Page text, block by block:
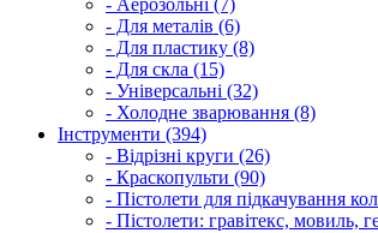
- Для металів (6)
- Для пластику (8)
- Для скла (15)
- Універсальні (32)
- Холодне зварювання (8)
Інструменти (394)
- Відрізні круги (26)
- Краскопульти (90)
- Пістолети для підкачування
- Пістолети: гравітекс, мовиль,